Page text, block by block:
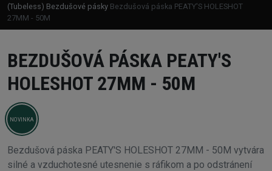
(Tubeless) Bezdušové pásky Bezdušová páska PEATY'S HOLESHOT
27MM - 50M
BEZDUŠOVÁ PÁSKA PEATY'S
HOLESHOT 27MM - 50M
NOVINKA
Bezdušová páska PEATY'S HOLESHOT 27MM - 50M vytvára
silné a vzduchotesné utesnenie s ráfikom a po odstránení